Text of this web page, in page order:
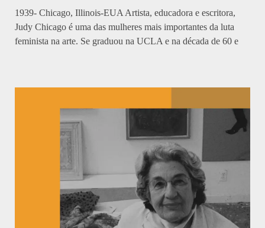
1939- Chicago, Illinois-EUA Artista, educadora e escritora,
Judy Chicago é uma das mulheres mais importantes da luta
feminista na arte. Se graduou na UCLA e na década de 60 e